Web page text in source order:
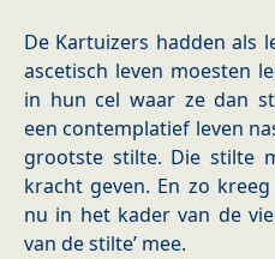
De Kartuizers hadden als
ascetisch leven moesten
in hun cel waar ze dan
een contemplatief leven
grootste stilte. Die stilte
kracht geven. En zo
nu in het kader van de
van de stilte’ mee.